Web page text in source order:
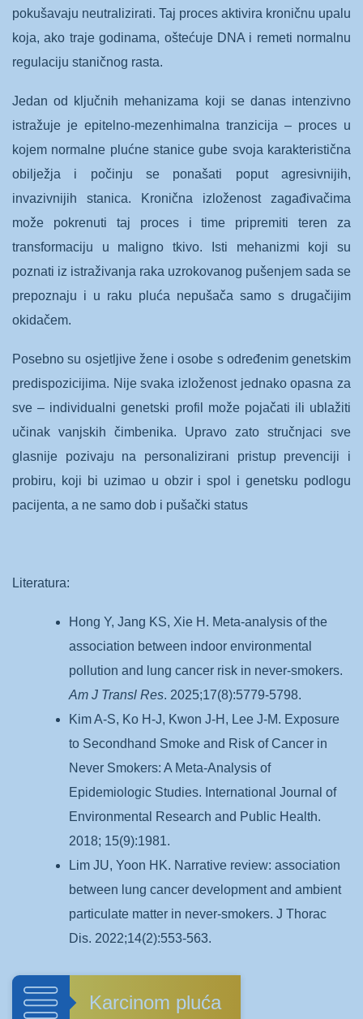
pokušavaju neutralizirati. Taj proces aktivira kroničnu upalu
koja, ako traje godinama, oštećuje DNA i remeti normalnu
regulaciju staničnog rasta.
Jedan od ključnih mehanizama koji se danas intenzivno
istražuje je epitelno-mezenhimalna tranzicija – proces u
kojem normalne plućne stanice gube svoja karakteristična
obilježja i počinju se ponašati poput agresivnijih,
invazivnijih stanica. Kronična izloženost zagađivačima
može pokrenuti taj proces i time pripremiti teren za
transformaciju u maligno tkivo. Isti mehanizmi koji su
poznati iz istraživanja raka uzrokovanog pušenjem sada se
prepoznaju i u raku pluća nepušača samo s drugačijim
okidačem.
Posebno su osjetljive žene i osobe s određenim genetskim
predispozicijima. Nije svaka izloženost jednako opasna za
sve – individualni genetski profil može pojačati ili ublažiti
učinak vanjskih čimbenika. Upravo zato stručnjaci sve
glasnije pozivaju na personalizirani pristup prevenciji i
probiru, koji bi uzimao u obzir i spol i genetsku podlogu
pacijenta, a ne samo dob i pušački status
Literatura:
Hong Y, Jang KS, Xie H. Meta-analysis of the
association between indoor environmental
pollution and lung cancer risk in never-smokers.
Am J Transl Res. 2025;17(8):5779-5798.
Kim A-S, Ko H-J, Kwon J-H, Lee J-M. Exposure
to Secondhand Smoke and Risk of Cancer in
Never Smokers: A Meta-Analysis of
Epidemiologic Studies. International Journal of
Environmental Research and Public Health.
2018; 15(9):1981.
Lim JU, Yoon HK. Narrative review: association
between lung cancer development and ambient
particulate matter in never-smokers. J Thorac
Dis. 2022;14(2):553-563.
Karcinom pluća